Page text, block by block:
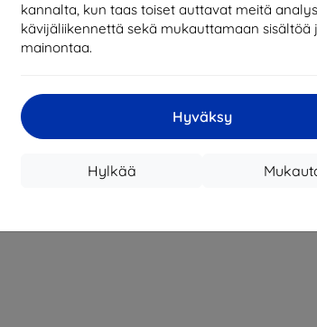
kannalta, kun taas toiset auttavat meitä
kävijäliikennettä sekä mukauttamaan sisältöä
mainontaa.
Hyväksy
Hylkää